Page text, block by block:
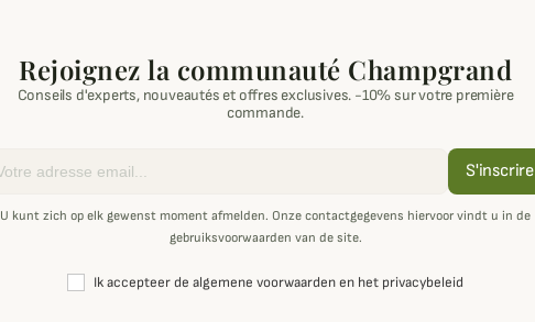
Rejoignez la communauté Champgrand
Conseils d'experts, nouveautés et offres exclusives. -10% sur votre première
commande.
S'inscrire
U kunt zich op elk gewenst moment afmelden. Onze contactgegevens hiervoor vindt u in de
gebruiksvoorwaarden van de site.
Ik accepteer de algemene voorwaarden en het privacybeleid